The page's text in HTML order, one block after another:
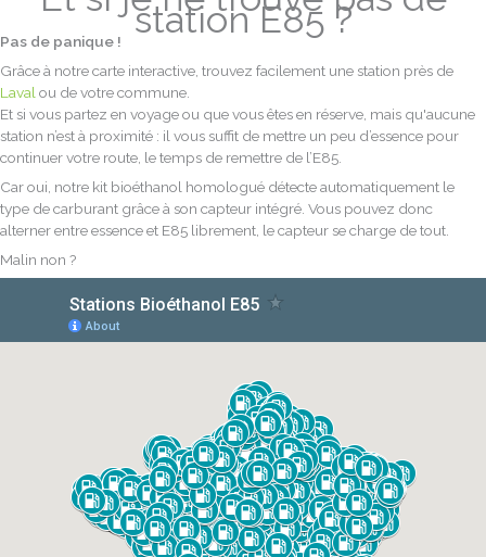
station E85 ?
Pas de panique !
Grâce à notre carte interactive, trouvez facilement une station près de
Laval ou de votre commune.
Et si vous partez en voyage ou que vous êtes en réserve, mais qu'aucune
station n’est à proximité : il vous suffit de mettre un peu d’essence pour
continuer votre route, le temps de remettre de l’E85.
Car oui, notre kit bioéthanol homologué détecte automatiquement le
type de carburant grâce à son capteur intégré. Vous pouvez donc
alterner entre essence et E85 librement, le capteur se charge de tout.
Malin non ?